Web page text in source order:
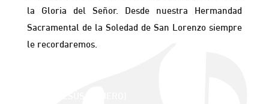
la Gloria del Señor. Desde nuestra Hermandad
Sacramental de la Soledad de San Lorenzo siempre
le recordaremos.